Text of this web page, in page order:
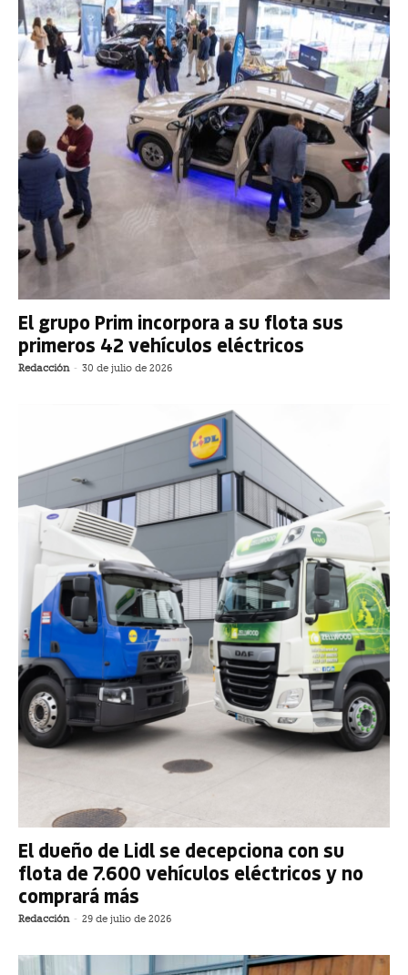
El grupo Prim incorpora a su flota sus
primeros 42 vehículos eléctricos
Redacción - 30 de julio de 2026
El dueño de Lidl se decepciona con su
flota de 7.600 vehículos eléctricos y no
comprará más
Redacción - 29 de julio de 2026